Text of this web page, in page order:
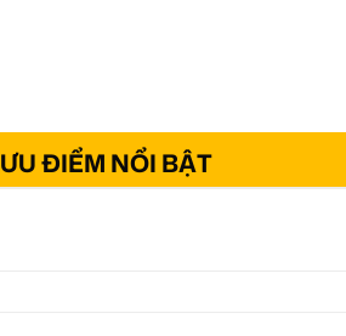
ƯU ĐIỂM NỔI BẬT